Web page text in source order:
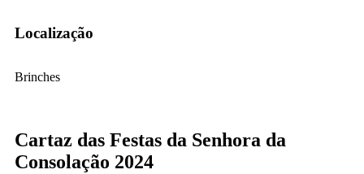
Localização
Brinches
Cartaz das Festas da Senhora da
Consolação 2024